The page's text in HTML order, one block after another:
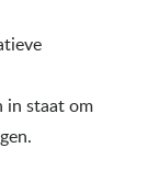
in staat om